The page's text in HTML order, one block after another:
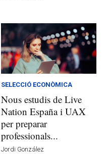
SELECCIÓ ECONÒMICA
Nous estudis de Live
Nation España i UAX
per preparar
professionals...
Jordi González